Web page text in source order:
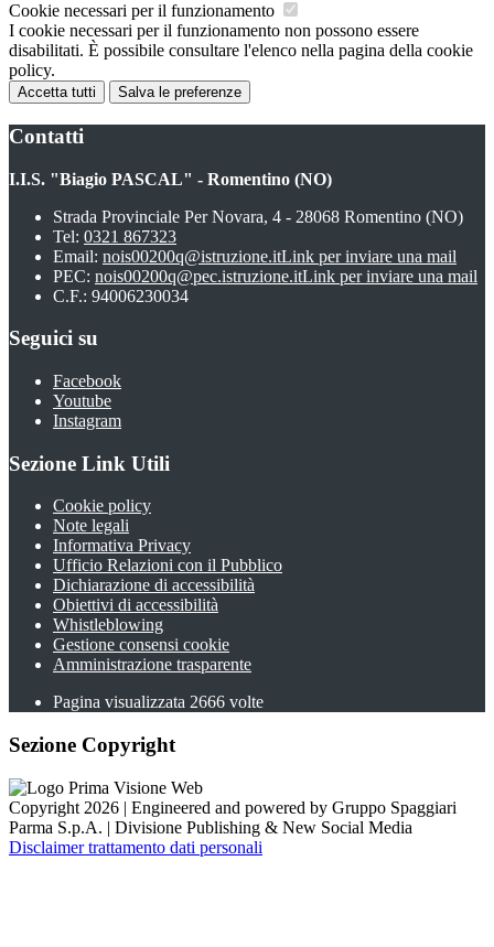
Cookie necessari per il funzionamento
I cookie necessari per il funzionamento non possono essere
disabilitati. È possibile consultare l'elenco nella pagina della cookie
policy.
Accetta tutti Salva le preferenze
Contatti
I.I.S. "Biagio PASCAL" - Romentino (NO)
Strada Provinciale Per Novara, 4 - 28068 Romentino (NO)
Tel: 0321 867323
Email: nois00200q@istruzione.itLink per inviare una mail
PEC: nois00200q@pec.istruzione.itLink per inviare una mail
C.F.: 94006230034
Seguici su
Facebook
Youtube
Instagram
Sezione Link Utili
Cookie policy
Note legali
Informativa Privacy
Ufficio Relazioni con il Pubblico
Dichiarazione di accessibilità
Obiettivi di accessibilità
Whistleblowing
Gestione consensi cookie
Amministrazione trasparente
Pagina visualizzata 2666 volte
Sezione Copyright
Copyright 2026 | Engineered and powered by Gruppo Spaggiari
Parma S.p.A. | Divisione Publishing & New Social Media
Disclaimer trattamento dati personali